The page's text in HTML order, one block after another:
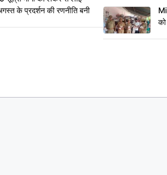
के प्रदर्शन की रणनीति बनी